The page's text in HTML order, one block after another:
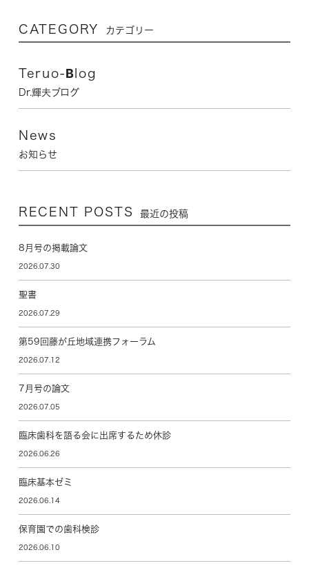
CATEGORY カテゴリー
Teruo-Blog
Dr.輝夫ブログ
News
お知らせ
RECENT POSTS 最近の投稿
8月号の掲載論文
2026.07.30
聖書
2026.07.29
第59回藤が丘地域連携フォーラム
2026.07.12
7月号の論文
2026.07.05
臨床歯科を語る会に出席するため休診
2026.06.26
臨床基本ゼミ
2026.06.14
保育園での歯科検診
2026.06.10